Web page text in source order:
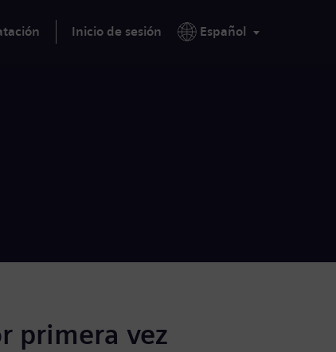
Inicio de sesión Español
primera vez